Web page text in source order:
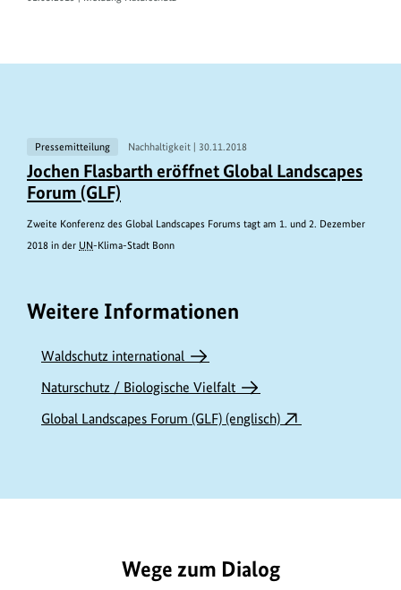
V
e
r
w
a
d
Pressemitteilung Nachhaltigkeit | 30.11.2018
Jochen Flasbarth eröffnet Global Landscapes
Forum (GLF)
Zweite Konferenz des Global Landscapes Forums tagt am 1. und 2. Dezember
2018 in der UN-Klima-Stadt Bonn
Weitere Informationen
Waldschutz international
Naturschutz / Biologische Vielfalt
Global Landscapes Forum (GLF) (englisch)
Wege zum Dialog